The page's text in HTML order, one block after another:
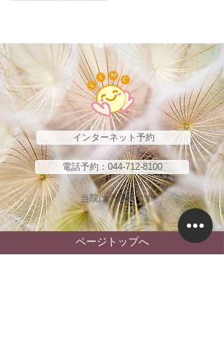
インターネット予約
電話予約：044-712-8100
当院は予約制です
ページトップへ